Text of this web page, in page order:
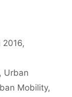
2016,
Urban
Mobility,